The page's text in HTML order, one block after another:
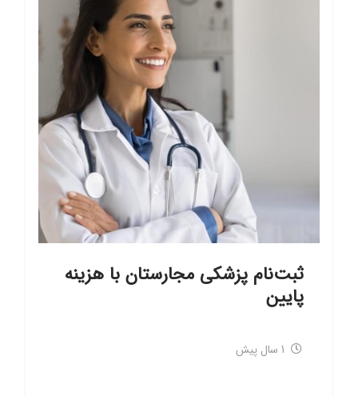
ثبت‌نام پزشکی مجارستان با هزینه
پایین
1 سال پیش